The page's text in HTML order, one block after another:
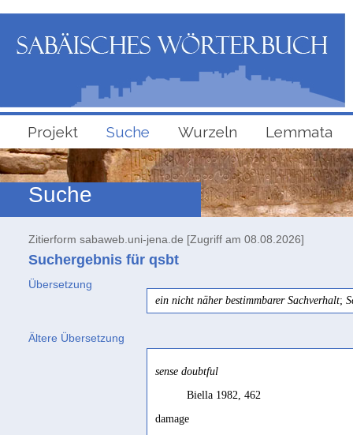
Projekt Suche Wurzeln Lemmata
Suche
Zitierform sabaweb.uni-jena.de [Zugriff am 08.08.2026]
Suchergebnis für qsbt
Übersetzung
ein nicht näher bestimmbarer Sachverhalt;
Ältere Übersetzung
sense doubtful
Biella 1982, 462
damage